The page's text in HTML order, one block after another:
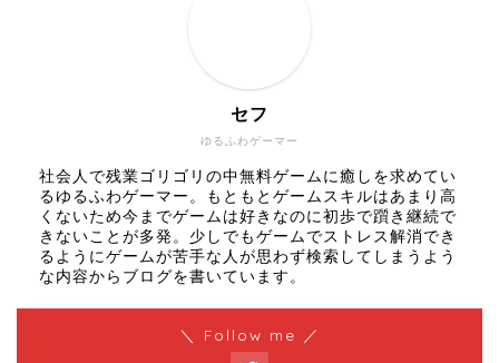
ゆるふわゲーマー
セフ
社会人で残業ゴリゴリの中無料ゲームに癒しを求めてい
るゆるふわゲーマー。もともとゲームスキルはあまり高
くないため今までゲームは好きなのに初歩で躓き継続で
きないことが多発。少しでもゲームでストレス解消でき
るようにゲームが苦手な人が思わず検索してしまうよう
な内容からブログを書いています。
＼ Follow me ／